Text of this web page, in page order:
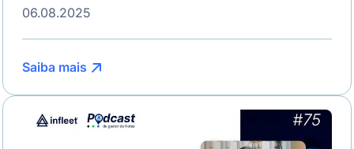
06.08.2025
Saiba mais